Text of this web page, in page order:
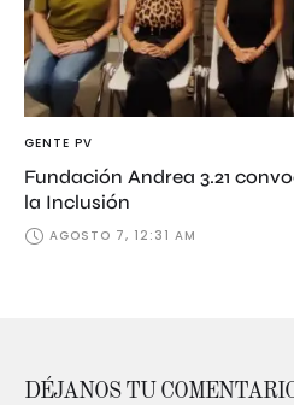
GENTE PV
Fundación Andrea 3.21
la Inclusión
AGOSTO 7, 12:31 AM
DÉJANOS TU